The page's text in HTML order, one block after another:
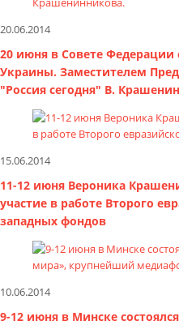
20.06.2014
20 июня в Совете Федерации
Украины. Заместителем
"Россия сегодня" В.
15.06.2014
11-12 июня Вероника
участие в работе Второго
западных фондов
10.06.2014
9-12 июня в Минске